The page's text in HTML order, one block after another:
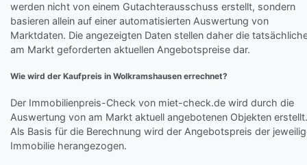
werden nicht von einem Gutachterausschuss erstellt, sondern
basieren allein auf einer automatisierten Auswertung von
Marktdaten. Die angezeigten Daten stellen daher die
am Markt geforderten aktuellen Angebotspreise dar.
Wie wird der Kaufpreis in Wolkramshausen errechnet?
Der Immobilienpreis-Check von miet-check.de wird durch die
Auswertung von am Markt aktuell angebotenen Objekten erstellt.
Als Basis für die Berechnung wird der Angebotspreis der
Immobilie herangezogen.